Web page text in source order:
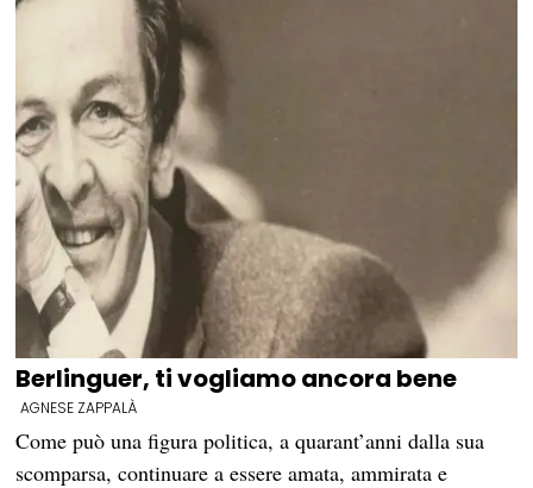
Berlinguer, ti vogliamo ancora bene
AGNESE ZAPPALÀ
Come può una figura politica, a quarant’anni dalla sua
scomparsa, continuare a essere amata, ammirata e